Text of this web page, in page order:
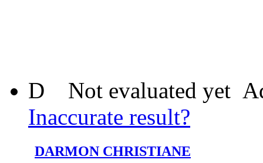
D Not evaluated yet
Inaccurate result?
DARMON CHRISTIANE